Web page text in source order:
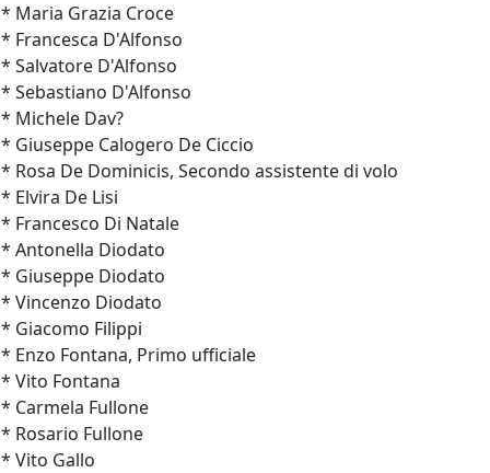
* Maria Grazia Croce
* Francesca D'Alfonso
* Salvatore D'Alfonso
* Sebastiano D'Alfonso
* Michele Dav?
* Giuseppe Calogero De Ciccio
* Rosa De Dominicis, Secondo assistente di volo
* Elvira De Lisi
* Francesco Di Natale
* Antonella Diodato
* Giuseppe Diodato
* Vincenzo Diodato
* Giacomo Filippi
* Enzo Fontana, Primo ufficiale
* Vito Fontana
* Carmela Fullone
* Rosario Fullone
* Vito Gallo